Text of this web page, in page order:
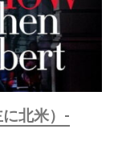
北米）-